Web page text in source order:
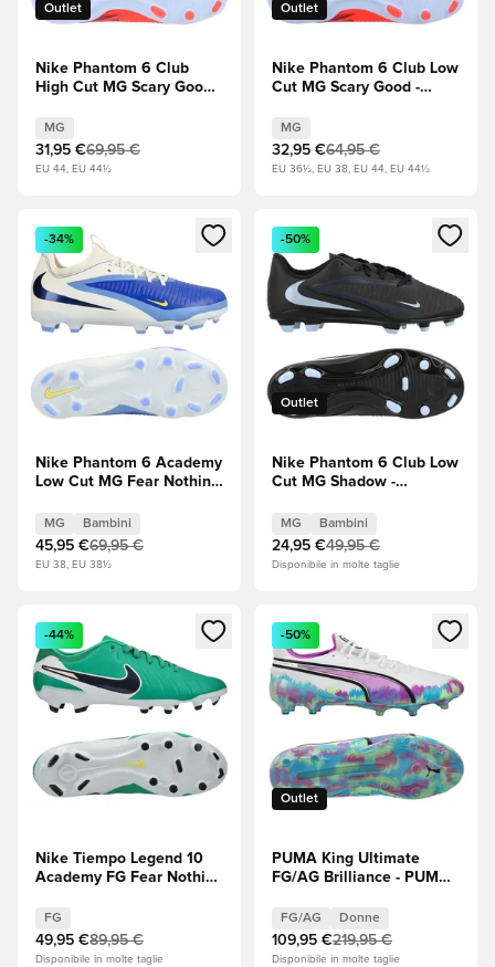
Outlet
Nike Phantom 6 Club
High Cut MG Scary Good -
Crimson (Rosso)
MG
31,95 €69,95 €
EU 44, EU 44½
Outlet
Nike Phantom 6 Club Low
Cut MG Scary Good -
Crimson (Rosso)
MG
32,95 €64,95 €
EU 36½, EU 38, EU 44, EU 44½
Apre una finestra modale per accedere o registrarsi come
-34%
Nike Phantom 6 Academy
Low Cut MG Fear Nothing
Obsidian (Nero) Bambini
MG Bambini
45,95 €69,95 €
EU 38, EU 38½
Apre una finestra modale
Outlet
-50%
Nike Phantom 6 Club Low
Cut MG Shadow -
Bambini
MG Bambini
24,95 €49,95 €
Disponibile in molte taglie
Apre una finestra modale per accedere o registrarsi come
-44%
Nike Tiempo Legend 10
Academy FG Fear Nothing
(Verde)/Dark Obsidian
(Nero)
FG
49,95 €89,95 €
Disponibile in molte taglie
Apre una finestra modale
Outlet
-50%
PUMA King Ultimate
FG/AG Brilliance - PUMA
Royal (Blu)/Magenta
puro/Fizzy Apple Donna
EDIZIONE LIMITATA
FG/AG Donne
109,95 €219,95 €
Disponibile in molte taglie